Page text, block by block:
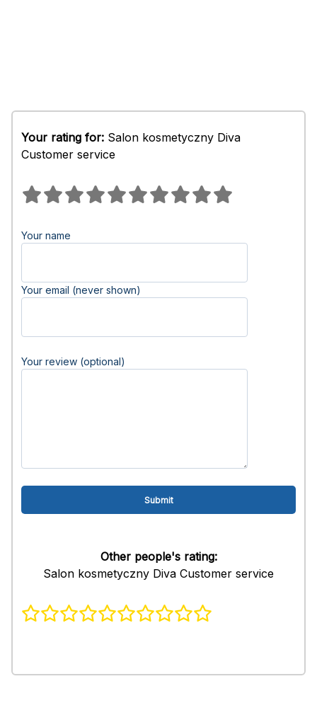
Your rating for: Salon kosmetyczny Diva
Customer service
Your name
Your email (never shown)
Your review (optional)
Other people's rating:
Salon kosmetyczny Diva Customer service